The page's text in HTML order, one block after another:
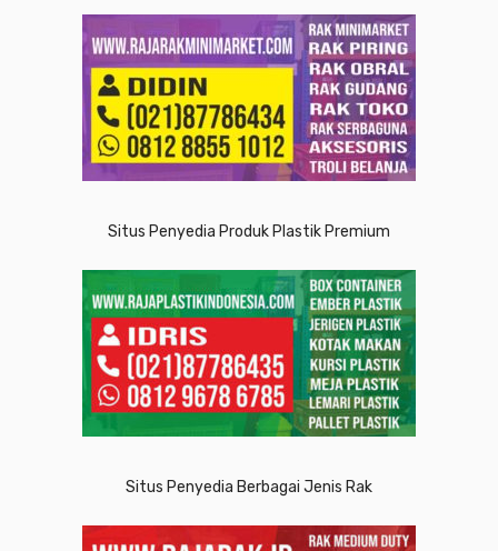
Situs Penyedia Produk Plastik Premium
Situs Penyedia Berbagai Jenis Rak